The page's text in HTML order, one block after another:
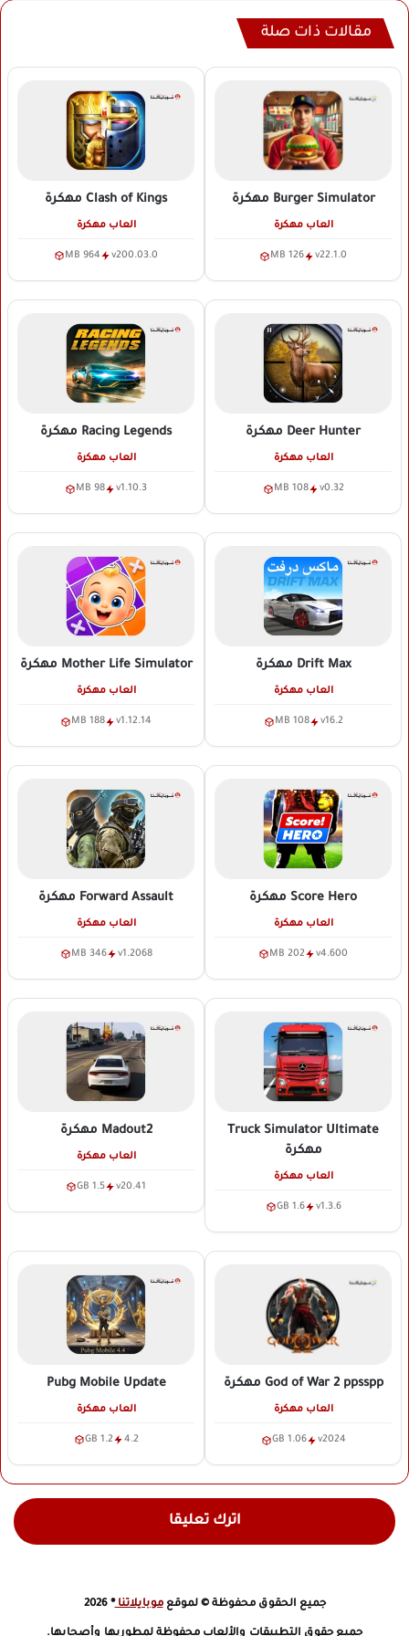
مقالات ذات صلة
Burger Simulator مهكرة
العاب مهكرة
v22.1.0
126 MB
Clash of Kings مهكرة
العاب مهكرة
v200.03.0
964 MB
Deer Hunter مهكرة
العاب مهكرة
v0.32
108 MB
Racing Legends مهكرة
العاب مهكرة
v1.10.3
98 MB
Drift Max مهكرة
العاب مهكرة
v16.2
108 MB
Mother Life Simulator مهكرة
العاب مهكرة
v1.12.14
188 MB
Score Hero مهكرة
العاب مهكرة
v4.600
202 MB
Forward Assault مهكرة
العاب مهكرة
v1.2068
346 MB
Truck Simulator Ultimate
مهكرة
العاب مهكرة
v1.3.6
1.6 GB
Madout2 مهكرة
العاب مهكرة
v20.41
1.5 GB
God of War 2 ppsspp مهكرة
العاب مهكرة
v2024
1.06 GB
Pubg Mobile Update
العاب مهكرة
4.2
1.2 GB
اترك تعليقا
جميع الحقوق محفوظة © لموقعموبايلاتنا® 2026